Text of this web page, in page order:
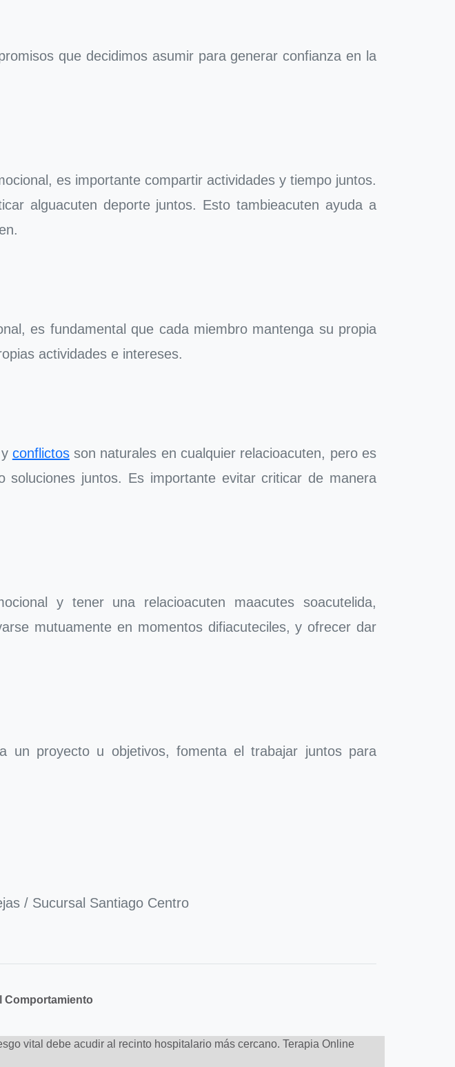
que decidimos asumir para generar confianza en la
es importante compartir actividades y tiempo juntos.
alguacuten deporte juntos. Esto tambieacuten ayuda a
es fundamental que cada miembro mantenga su propia
actividades e intereses.
conflictosson naturales en cualquier relacioacuten, pero es
soluciones juntos. Es importante evitar criticar de manera
y tener una relacioacuten maacutes soacutelida,
mutuamente en momentos difiacuteciles, y ofrecer dar
un proyecto u objetivos, fomenta el trabajar juntos para
/ Sucursal Santiago Centro
Comportamiento
vital debe acudir al recinto hospitalario más cercano. Terapia Online